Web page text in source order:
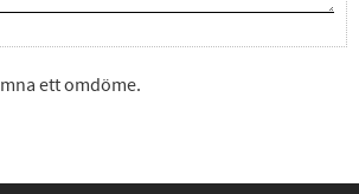
ett omdöme.